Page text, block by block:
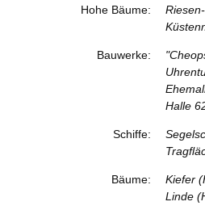
Hohe Bäume:
Bauwerke:
Halle
Schiffe:
Bäume:
Kiefer
Linde